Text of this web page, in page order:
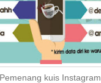
Pemenang kuis Instagram